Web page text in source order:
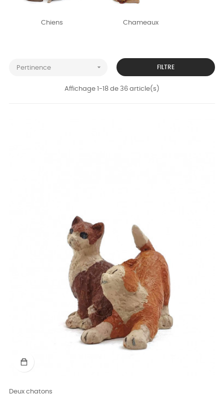
Chiens Chameaux
Pertinence  FILTRE
Affichage 1-18 de 36 article(s)
Deux chatons